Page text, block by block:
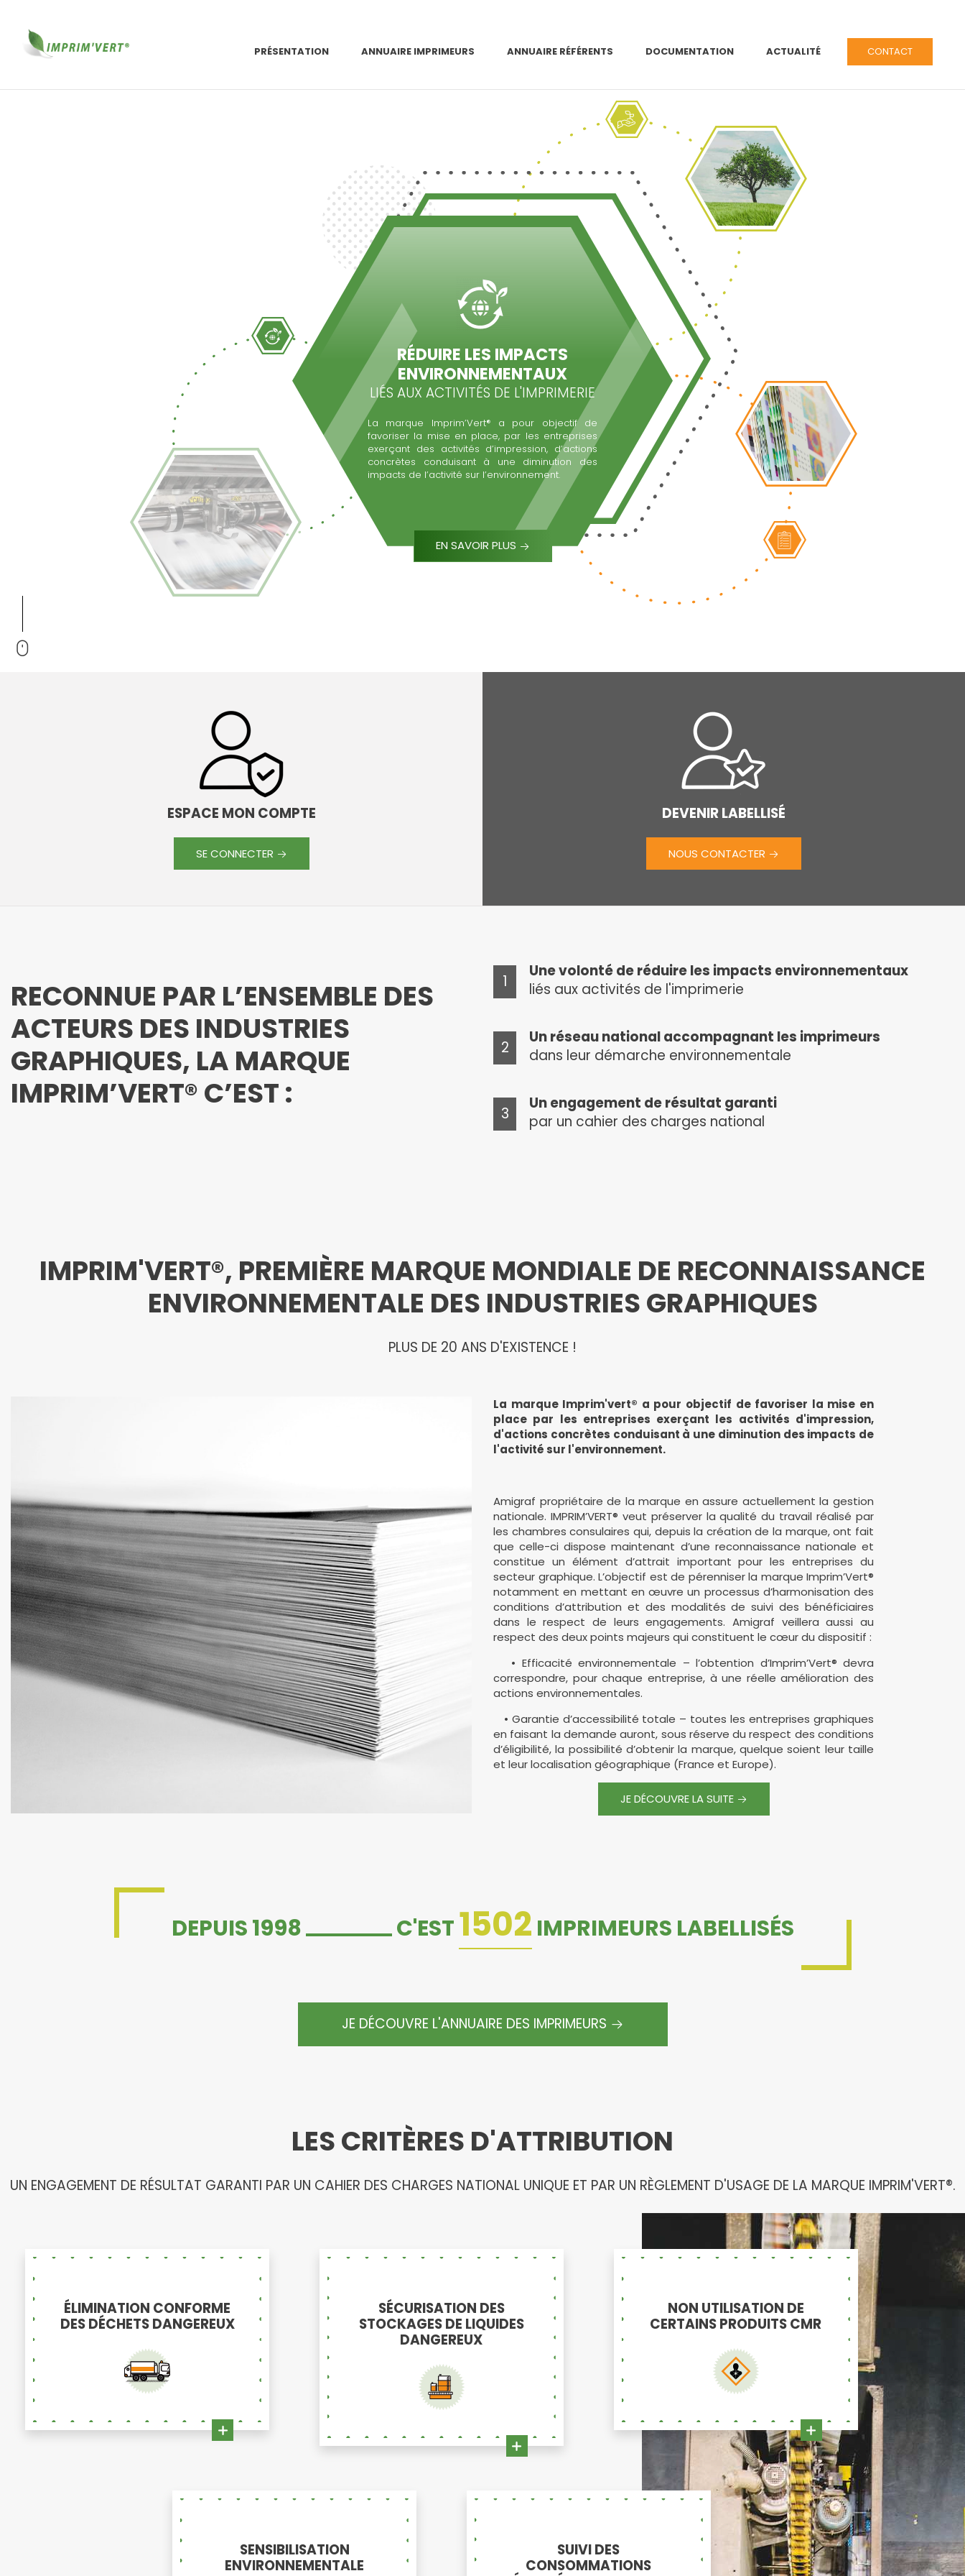
PRÉSENTATION ANNUAIRE IMPRIMEURS ANNUAIRE RÉFÉRENTS DOCUMENTATION ACTUALITÉ CONTACT
RÉDUIRE LES IMPACTS
ENVIRONNEMENTAUX
LIÉS AUX ACTIVITÉS DE L'IMPRIMERIE
La marque Imprim’Vert® a pour objectif de
favoriser la mise en place, par les entreprises
exerçant des activités d’impression, d’actions
concrètes conduisant à une diminution des
impacts de l’activité sur l’environnement.
EN SAVOIR PLUS
DANS LEUR DÉMARCHE
ENVIRONNEMENTALE
La gestion de la marque est assurée par
acteurs engagés dans le
durable : Amigraf, les Chambres de
de l’Artisanat, les Chambres de
d’Industrie, l'ADEME, les Agences de l’Eau...
ESPACE MON COMPTE
SE CONNECTER
DEVENIR LABELLISÉ
NOUS CONTACTER
RECONNUE PAR L’ENSEMBLE DES
ACTEURS DES INDUSTRIES
GRAPHIQUES, LA MARQUE
IMPRIM’VERT® C’EST :
Une volonté de réduire les impacts environnementaux
liés aux activités de l'imprimerie
Un réseau national accompagnant les imprimeurs
dans leur démarche environnementale
Un engagement de résultat garanti
par un cahier des charges national
IMPRIM'VERT®, PREMIÈRE MARQUE MONDIALE DE RECONNAISSANCE
ENVIRONNEMENTALE DES INDUSTRIES GRAPHIQUES
PLUS DE 20 ANS D'EXISTENCE !
La marque Imprim'vert® a pour objectif de favoriser la mise en
place par les entreprises exerçant les activités d'impression,
d'actions concrètes conduisant à une diminution des impacts de
l'activité sur l'environnement.
Amigraf propriétaire de la marque en assure actuellement la gestion
nationale. IMPRIM’VERT® veut préserver la qualité du travail réalisé par
les chambres consulaires qui, depuis la création de la marque, ont fait
que celle-ci dispose maintenant d’une reconnaissance nationale et
constitue un élément d’attrait important pour les entreprises du
secteur graphique. L’objectif est de pérenniser la marque Imprim’Vert®
notamment en mettant en œuvre un processus d’harmonisation des
conditions d’attribution et des modalités de suivi des bénéficiaires
dans le respect de leurs engagements. Amigraf veillera aussi au
respect des deux points majeurs qui constituent le cœur du dispositif :
• Efficacité environnementale – l’obtention d’Imprim’Vert® devra
correspondre, pour chaque entreprise, à une réelle amélioration des
actions environnementales.
• Garantie d’accessibilité totale – toutes les entreprises graphiques
en faisant la demande auront, sous réserve du respect des conditions
d’éligibilité, la possibilité d’obtenir la marque, quelque soient leur taille
et leur localisation géographique (France et Europe).
JE DÉCOUVRE LA SUITE
DEPUIS 1998 C'EST1502 IMPRIMEURS LABELLISÉS
JE DÉCOUVRE L'ANNUAIRE DES IMPRIMEURS
LES CRITÈRES D'ATTRIBUTION
UN ENGAGEMENT DE RÉSULTAT GARANTI PAR UN CAHIER DES CHARGES NATIONAL UNIQUE ET PAR UN RÈGLEMENT D'USAGE DE LA MARQUE IMPRIM'VERT®.
ÉLIMINATION CONFORME
DES DÉCHETS DANGEREUX
SÉCURISATION DES
STOCKAGES DE LIQUIDES
DANGEREUX
NON UTILISATION DE
CERTAINS PRODUITS CMR
SENSIBILISATION
ENVIRONNEMENTALE
SUIVI DES
CONSOMMATIONS